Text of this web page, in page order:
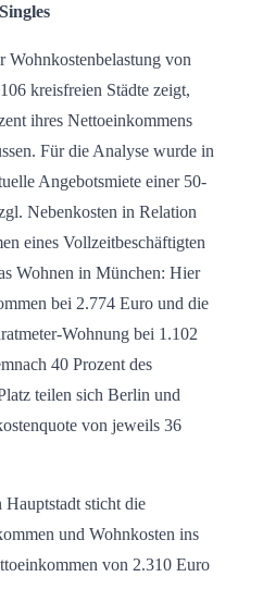
von
kreisfreien Städte zeigt,
ihres Nettoeinkommens
Für die Analyse wurde in
Angebotsmiete einer 50-
Nebenkosten in Relation
eines Vollzeitbeschäftigten
Wohnen in München: Hier
bei 2.774 Euro und die
Wohnung bei 1.102
40 Prozent des
teilen sich Berlin und
von jeweils 36
Hauptstadt sticht die
und Wohnkosten ins
von 2.310 Euro